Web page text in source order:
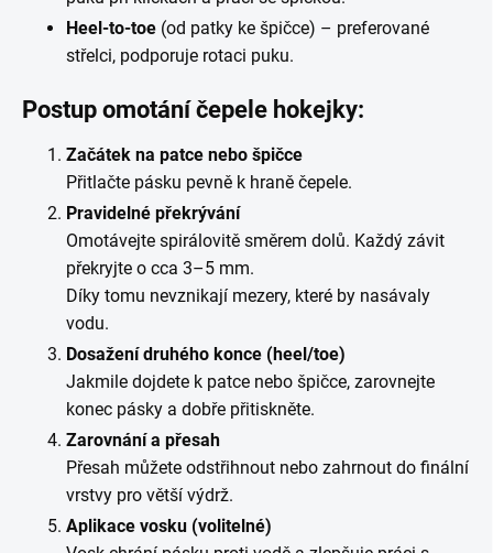
Heel-to-toe (od patky ke špičce) – preferované
střelci, podporuje rotaci puku.
Postup omotání čepele hokejky:
Začátek na patce nebo špičce
Přitlačte pásku pevně k hraně čepele.
Pravidelné překrývání
Omotávejte spirálovitě směrem dolů. Každý závit
překryjte o cca 3–5 mm.
Díky tomu nevznikají mezery, které by nasávaly
vodu.
Dosažení druhého konce (heel/toe)
Jakmile dojdete k patce nebo špičce, zarovnejte
konec pásky a dobře přitiskněte.
Zarovnání a přesah
Přesah můžete odstřihnout nebo zahrnout do finální
vrstvy pro větší výdrž.
Aplikace vosku (volitelné)